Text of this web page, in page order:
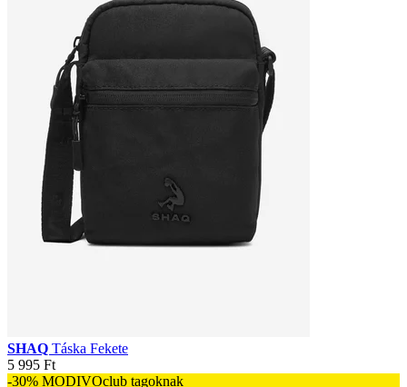
SHAQ Táska Fekete
5 995 Ft
-30% MODIVOclub tagoknak